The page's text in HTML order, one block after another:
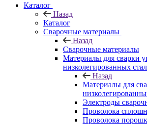
Каталог
Назад
Каталог
Сварочные материалы
Назад
Сварочные материалы
Материалы для сварки
низколегированных
Назад
Материалы для
Электроды
Проволока
Проволока